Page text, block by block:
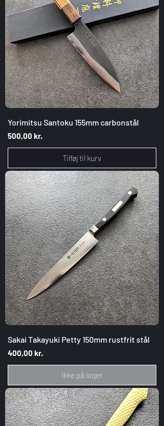
Yorimitsu Santoku 155mm carbonstål
Pris
500,00 kr.
Tilføj til kurv
Sakai Takayuki Petty 150mm rustfrit stål
Pris
400,00 kr.
Ikke på lager